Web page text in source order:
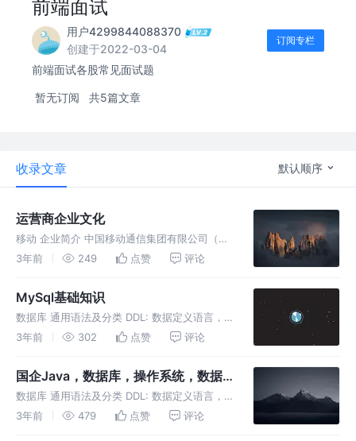
前端面试
用户4299844088370
创建于2022-03-04
订阅专栏
前端面试各股常见面试题
暂无订阅 共5篇文章
收录文章 默认顺序
运营商企业文化
移动 企业简介 中国移动通信集团有限公司（简
称“中国移动”）于2000年4月20日成立，2022
市。 企业文化 核心内涵：“责任”和“卓越” 中国
移动企业
3年前 249 点赞 评论
MySql基础知识
数据库 通用语法及分类 DDL: 数据定义语言，
用来定义数据库对象（数据库、表、字段）
进行增删改 DQL: 数据查询语言，用来查询数据
库中表的记录 DC
3年前 302 点赞 评论
国企Java，数据库，操作系统，数据
结构八股
数据库 通用语法及分类 DDL: 数据定义语言，
用来定义数据库对象（数据库、表、字段）
3年前 479 点赞 评论